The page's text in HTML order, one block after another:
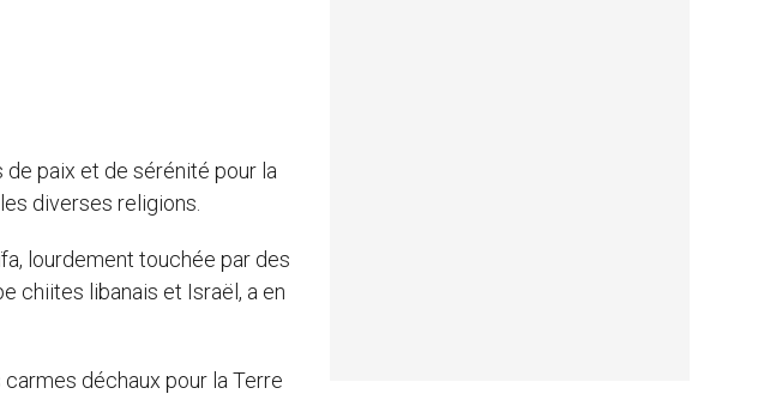
paix et de sérénité pour la
diverses religions.
lourdement touchée par des
chiites libanais et Israël, a en
déchaux pour la Terre